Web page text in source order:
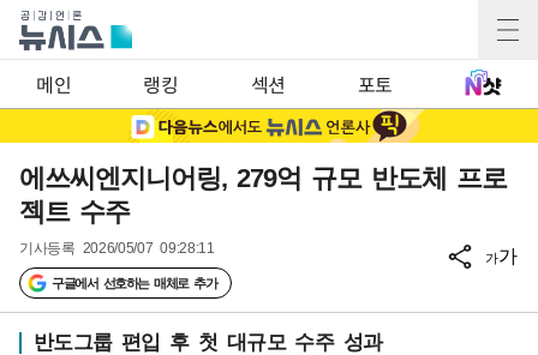
메인 랭킹 섹션 포토
에쓰씨엔지니어링, 279억 규모 반도체 프로
젝트 수주
기사등록 2026/05/07 09:28:11
구글에서 선호하는 매체로 추가
가가
반도그룹 편입 후 첫 대규모 수주 성과